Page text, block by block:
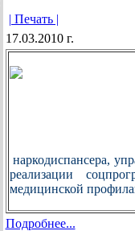
| Печать |
17.03.2010 г.
наркодиспансера,
реализации
медицинской
Подробнее...